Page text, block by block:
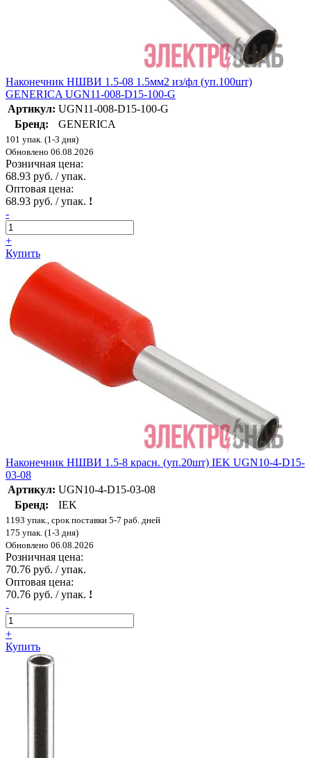
Наконечник НШВИ 1.5-08 1.5мм2 из/фл (уп.100шт)
GENERICA UGN11-008-D15-100-G
Артикул: UGN11-008-D15-100-G
Бренд:
GENERICA
101 упак. (1-3 дня)
Обновлено 06.08.2026
Розничная цена:
68.93 руб. / упак.
Оптовая цена:
68.93 руб. / упак. !
-
+
Купить
Наконечник НШВИ 1.5-8 красн. (уп.20шт) IEK UGN10-4-D15-
03-08
Артикул: UGN10-4-D15-03-08
Бренд:
IEK
1193 упак., срок поставки 5-7 раб. дней
175 упак. (1-3 дня)
Обновлено 06.08.2026
Розничная цена:
70.76 руб. / упак.
Оптовая цена:
70.76 руб. / упак. !
-
+
Купить